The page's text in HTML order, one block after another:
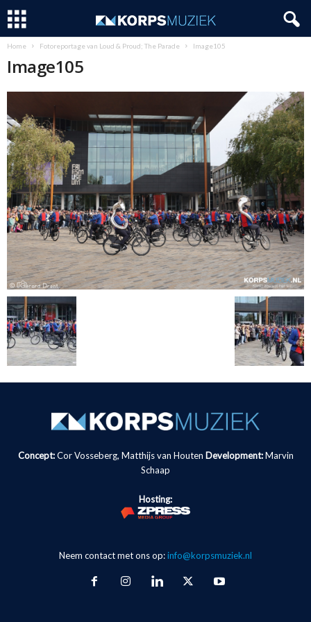
Home Fotoreportage van Loud & Proud; The Parade Image105
Image105
Concept:Cor Vosseberg, Matthijs van Houten Development: Marvin
Schaap
Hosting:
Neem contact met ons op:info@korpsmuziek.nl